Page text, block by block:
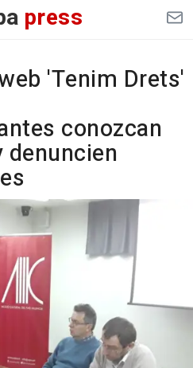
press
'Tenim Drets'
conozcan
denuncien